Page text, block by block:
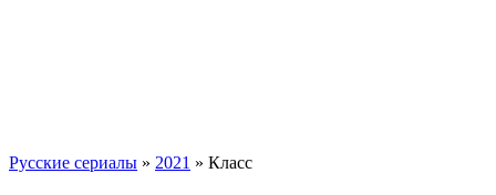
Русские сериалы » 2021 » Класс